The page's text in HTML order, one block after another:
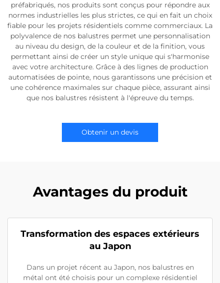
préfabriqués, nos produits sont conçus pour répondre aux
normes industrielles les plus strictes, ce qui en fait un choix
fiable pour les projets résidentiels comme commerciaux. La
polyvalence de nos balustres permet une personnalisation
au niveau du design, de la couleur et de la finition, vous
permettant ainsi de créer un style unique qui s'harmonise
avec votre architecture. Grâce à des lignes de production
automatisées de pointe, nous garantissons une précision et
une cohérence maximales sur chaque pièce, assurant ainsi
que nos balustres résistent à l'épreuve du temps.
Obtenir un devis
Avantages du produit
Transformation des espaces extérieurs
au Japon
Dans un projet récent au Japon, nos balustres en
métal ont été choisis pour un complexe résidentiel